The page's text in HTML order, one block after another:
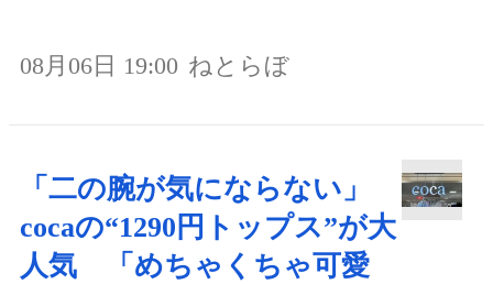
08月06日 19:00 ねとらぼ
「二の腕が気にならない」
cocaの“1290円トップス”が大
人気 「めちゃくちゃ可愛